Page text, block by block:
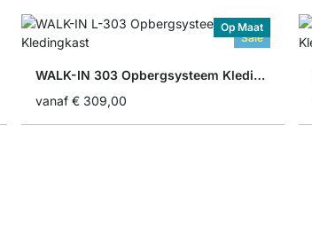
Sale
Op Maat
WALK-IN 303 Opbergsysteem Kledingkast
vanaf € 309,00